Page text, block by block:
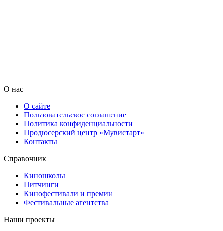
О нас
О сайте
Пользовательское соглашение
Политика конфиденциальности
Продюсерский центр «Мувистарт»
Контакты
Справочник
Киношколы
Питчинги
Кинофестивали и премии
Фестивальные агентства
Наши проекты